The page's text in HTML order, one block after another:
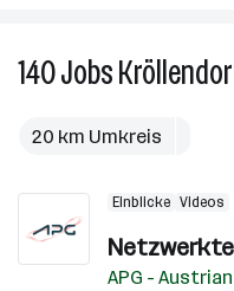
140Jobs
20 km Umkreis
Einblicke Videos
APG -